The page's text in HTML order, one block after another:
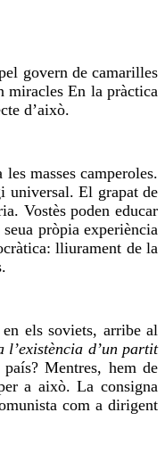
govern de camarilles
miracles En la pràctica
d’això.
masses camperoles.
universal. El grapat de
Vostès poden educar
pròpia experiència
lliurament de la
els soviets, arribe al
l’existència d’un partit
Mentres, hem de
a això. La consigna
com a dirigent